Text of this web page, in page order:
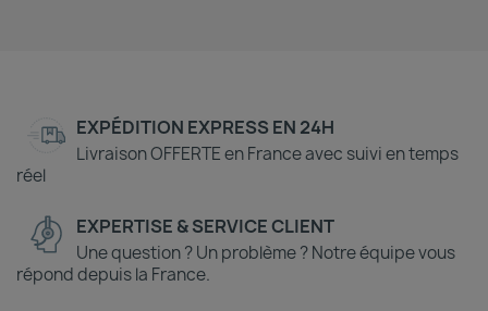
EXPÉDITION EXPRESS EN 24H
Livraison OFFERTE en France avec suivi en temps
réel
EXPERTISE & SERVICE CLIENT
Une question ? Un problème ? Notre équipe vous
répond depuis la France.